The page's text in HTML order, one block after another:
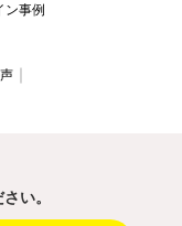
ン事例
い。